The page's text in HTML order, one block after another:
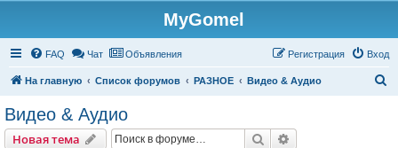
MyGomel
FAQ Чат Объявления Вход
Регистрация
На главную Список форумов РАЗНОЕ Видео & Аудио
Видео & Аудио
Новая тема
Новаятема Поиск